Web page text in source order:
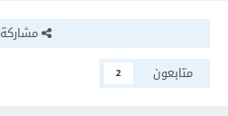
مشاركة
متابعون
2